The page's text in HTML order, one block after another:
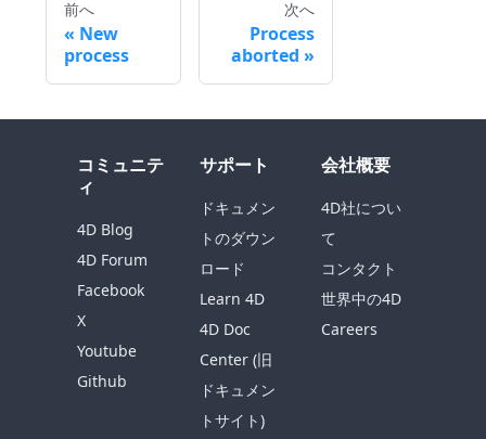
前へ
New
process
次へ
Process
aborted
コミュニテ
ィ
4D Blog
4D Forum
Facebook
X
Youtube
Github
サポート
ドキュメン
トのダウン
ロード
Learn 4D
4D Doc
Center (旧
ドキュメン
トサイト)
会社概要
4D社につい
て
コンタクト
世界中の4D
Careers